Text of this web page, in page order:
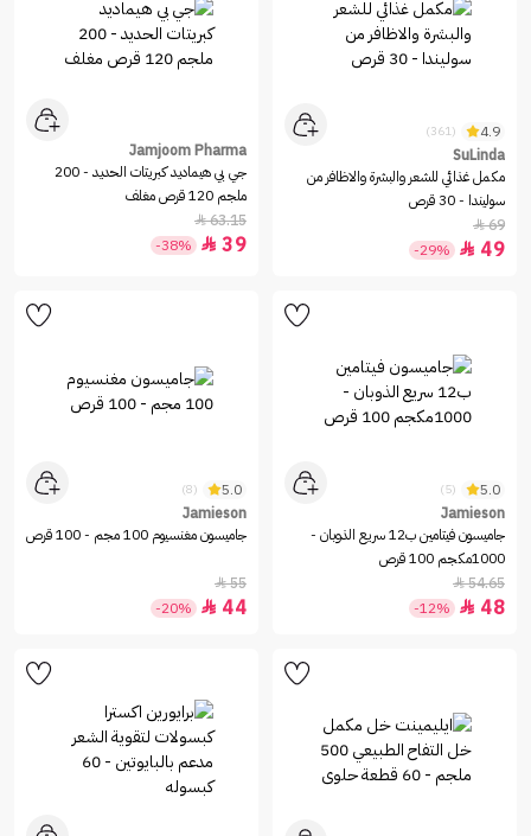
4.9
(361)
SuLinda
مكمل غذائي للشعر والبشرة والاظافر من
سوليندا - 30 قرص
69

49

-29%
Jamjoom Pharma
جي بي هيماديد كبريتات الحديد - 200
ملجم 120 قرص مغلف
63.15

39

-38%
5.0
(5)
Jamieson
جاميسون فيتامين ب12 سريع الذوبان -
1000مكجم 100 قرص
54.65

48

-12%
5.0
(8)
Jamieson
جاميسون مغنسيوم 100 مجم - 100 قرص
55

44

-20%